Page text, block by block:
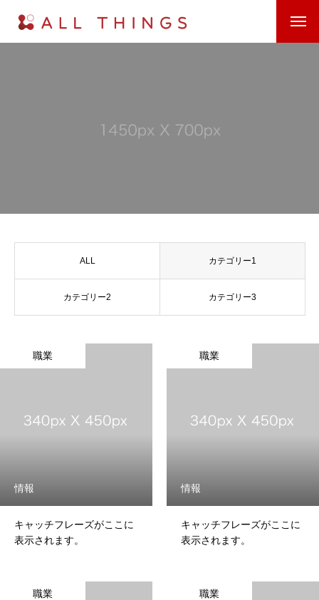
ALL カテゴリー1
カテゴリー2 カテゴリー3
職業
情報
キャッチフレーズがここに
表示されます。
職業
情報
キャッチフレーズがここに
表示されます。
職業 職業